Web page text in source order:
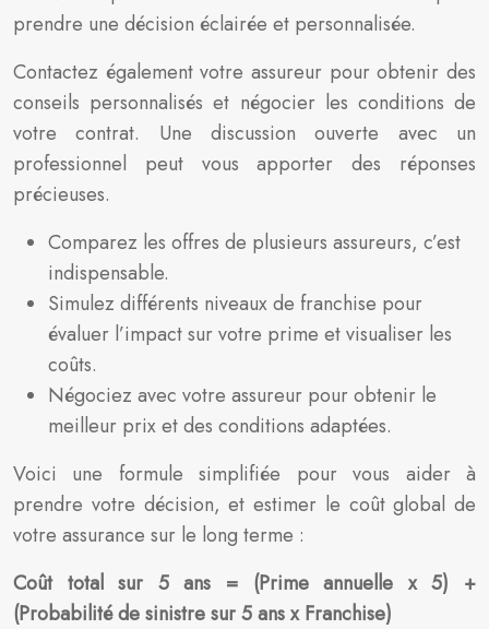
prendre une décision éclairée et personnalisée.
Contactez également votre assureur pour obtenir des
conseils personnalisés et négocier les conditions de
votre contrat. Une discussion ouverte avec un
professionnel peut vous apporter des réponses
précieuses.
Comparez les offres de plusieurs assureurs, c’est
indispensable.
Simulez différents niveaux de franchise pour
évaluer l’impact sur votre prime et visualiser les
coûts.
Négociez avec votre assureur pour obtenir le
meilleur prix et des conditions adaptées.
Voici une formule simplifiée pour vous aider à
prendre votre décision, et estimer le coût global de
votre assurance sur le long terme :
Coût total sur 5 ans = (Prime annuelle x 5) +
(Probabilité de sinistre sur 5 ans x Franchise)